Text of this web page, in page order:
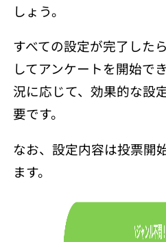
しょう。
すべての設定が完了した
してアンケートを開始で
況に応じて、効果的な設
要です。
なお、設定内容は投票開
ます。